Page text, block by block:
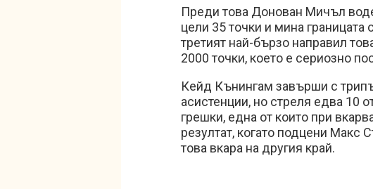
Преди това Донован Мичъл
цели 35 точки и мина границата
третият най-бързо направил
2000 точки, което е сериозно
Кейд Кънингам завърши с
асистенции, но стреля едва 10
грешки, една от които при
резултат, когато подцени Макс
това вкара на другия край.